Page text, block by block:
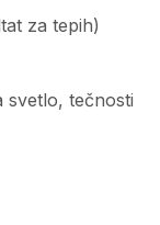
za tepih)
svetlo, tečnosti